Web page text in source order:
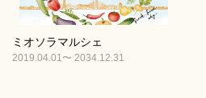
ミオソラマルシェ
2019.04.01〜 2034.12.31